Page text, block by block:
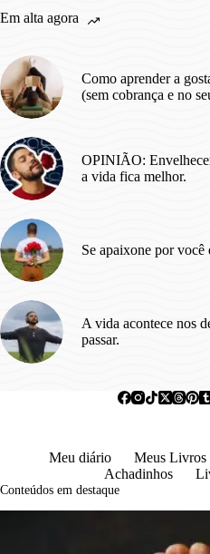
Em alta agora
Como aprender a
(sem cobrança e no
OPINIÃO:
a vida fica melhor.
Se apaixone por você
A vida acontece nos
passar.
Meu diário Meus Livros
Achadinhos
Conteúdos em destaque